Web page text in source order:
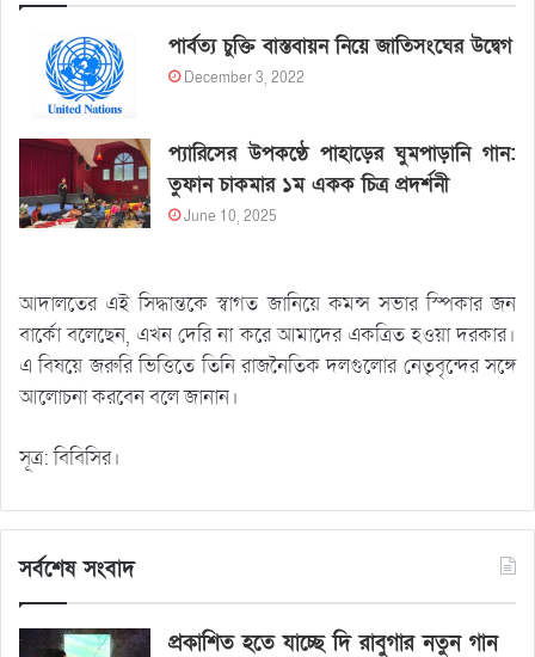
পার্বত্য চুক্তি বাস্তবায়ন নিয়ে জাতিসংঘের উদ্বেগ
December 3, 2022
প্যারিসের উপকণ্ঠে পাহাড়ের ঘুমপাড়ানি গান:
তুফান চাকমার ১ম একক চিত্র প্রদর্শনী
June 10, 2025
আদালতের এই সিদ্ধান্তকে স্বাগত জানিয়ে কমন্স সভার স্পিকার জন
বার্কো বলেছেন, এখন দেরি না করে আমাদের একত্রিত হওয়া দরকার।
এ বিষয়ে জরুরি ভিত্তিতে তিনি রাজনৈতিক দলগুলোর নেতৃবৃন্দের সঙ্গে
আলোচনা করবেন বলে জানান।
সূত্র: বিবিসির।
সর্বশেষ সংবাদ
প্রকাশিত হতে যাচ্ছে দি রাবুগার নতুন গান